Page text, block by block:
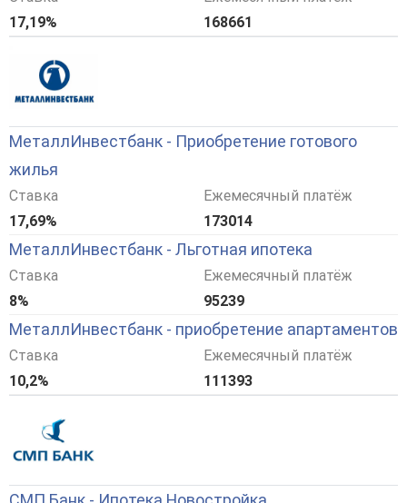
17,19%
168661
МеталлИнвестбанк - Приобретение готового
жилья
Ставка
17,69%
Ежемесячный платёж
173014
МеталлИнвестбанк - Льготная ипотека
Ставка
8%
Ежемесячный платёж
95239
МеталлИнвестбанк - приобретение апартаментов
Ставка
10,2%
Ежемесячный платёж
111393